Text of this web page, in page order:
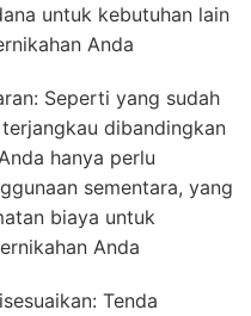
untuk kebutuhan lain
Anda
Seperti yang sudah
dibandingkan
hanya perlu
sementara, yang
biaya untuk
Anda
Tenda